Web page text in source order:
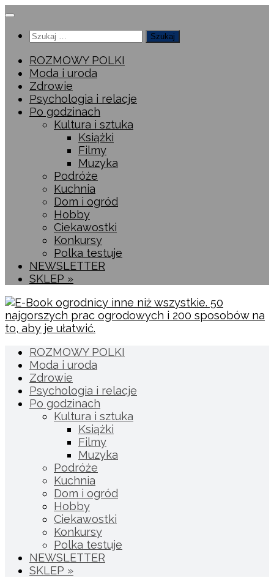
Przeskocz
treściSzukaj:
ROZMOWY POLKI
Moda i uroda
Zdrowie
Psychologia i relacje
Po godzinach
Kultura i sztuka
Książki
Filmy
Muzyka
Podróże
Kuchnia
Dom i ogród
Hobby
Ciekawostki
Konkursy
Polka testuje
NEWSLETTER
SKLEP »
ROZMOWY POLKI
Moda i uroda
Zdrowie
Psychologia i relacje
Po godzinach
Kultura i sztuka
Książki
Filmy
Muzyka
Podróże
Kuchnia
Dom i ogród
Hobby
Ciekawostki
Konkursy
Polka testuje
NEWSLETTER
SKLEP »